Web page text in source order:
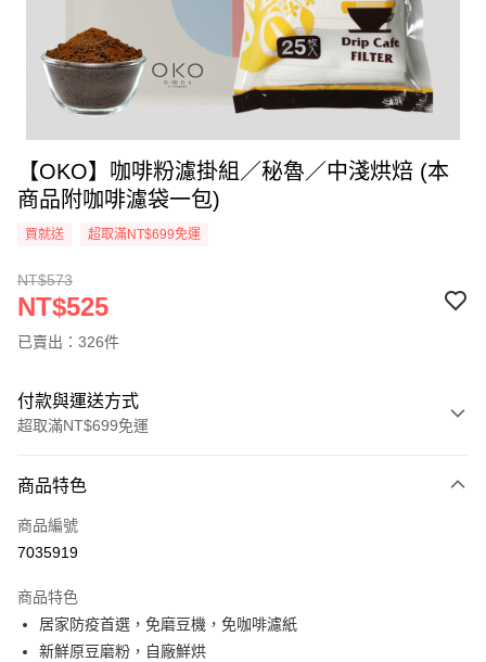
【OKO】咖啡粉濾掛組／秘魯／中淺烘焙 (本
商品附咖啡濾袋一包)
買就送 超取滿NT$699免運
NT$573
NT$525
已賣出：326件
付款與運送方式
超取滿NT$699免運
信用卡一次付款
信用卡分期付款
合作金庫商業銀行
華南商業銀行
彰化商業銀行
上海商業儲蓄銀行
6 期 0 利率 每期
超商取貨付款
商品特色
商品編號
7035919
商品特色
居家防疫首選，免磨豆機，免咖啡濾紙
新鮮原豆磨粉，自廠鮮烘